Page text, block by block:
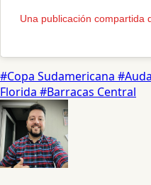
Una publicación compartida
#Copa Sudamericana
Florida #Barracas Central